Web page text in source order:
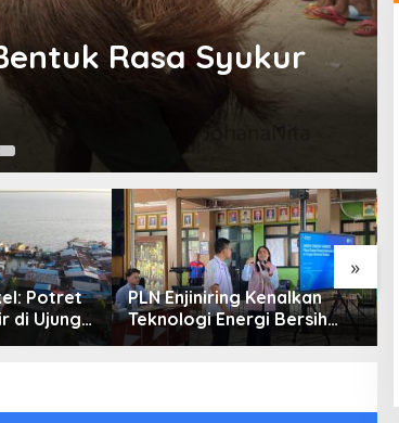
Rasa Syukur
»
Potret
di Ujung
PLN Enjiniring Kenalkan
Teknologi Energi Bersih
kepada Pelajar Jakarta